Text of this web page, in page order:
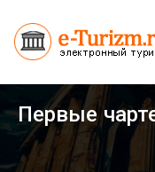
Первые